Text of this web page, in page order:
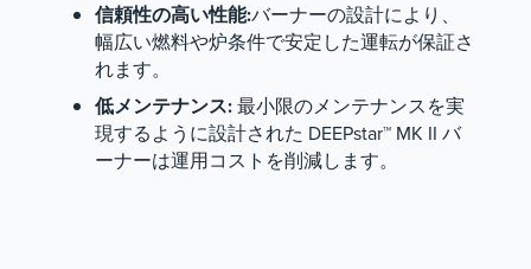
信頼性の高い性能:バーナーの設計により、
幅広い燃料や炉条件で安定した運転が保証さ
れます。
低メンテナンス:最小限のメンテナンスを実
現するように設計された DEEPstar™ MK II バ
ーナーは運用コストを削減します。